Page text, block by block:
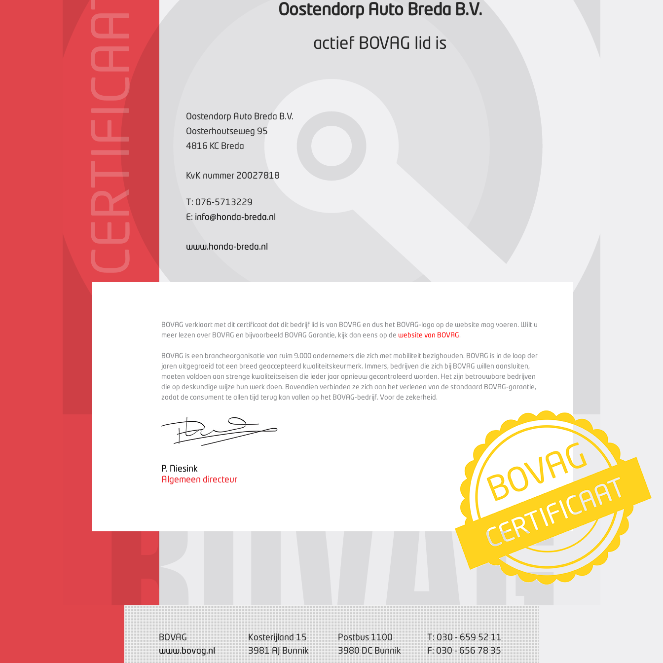
CERTIFICAAT
Oostendorp Auto Breda B.V.
actief BOVAG lid is
Oostendorp Auto Breda B.V.
Oosterhoutseweg 95
4816 KC Breda
KvK nummer 20027818
T: 076-5713229
E: info@honda-breda.nl
www.honda-breda.nl
BOVAG verklaart met dit certificaat dat dit bedrijf lid is van BOVAG en dus het BOVAG-logo op de website mag voeren. Wilt u
meer lezen over BOVAG en bijvoorbeeld BOVAG Garantie, kijk dan eens op de website van BOVAG.
BOVAG is een brancheorganisatie van ruim 9.000 ondernemers die zich met mobiliteit bezighouden. BOVAG is in de loop der
jaren uitgegroeid tot een breed geaccepteerd kwaliteitskeurmerk. Immers, bedrijven die zich bij BOVAG willen aansluiten,
moeten voldoen aan strenge kwaliteitseisen die ieder jaar opnieuw gecontroleerd worden. Het zijn betrouwbare bedrijven
die op deskundige wijze hun werk doen. Bovendien verbinden ze zich aan het verlenen van de standaard BOVAG-garantie,
zodat de consument te allen tijd terug kan vallen op het BOVAG-bedrijf. Voor de zekerheid.
P. Niesink
Algemeen directeur
BOVAG
www.bovag.nl
Kosterijland 15
3981 AJ Bunnik
Postbus 1100
3980 DC Bunnik
T: 030 - 659 52 11
F: 030 - 656 78 35